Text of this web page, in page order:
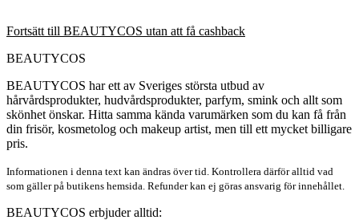
Fortsätt till BEAUTYCOS utan att få cashback
BEAUTYCOS
BEAUTYCOS har ett av Sveriges största utbud av
hårvårdsprodukter, hudvårdsprodukter, parfym, smink och allt som
skönhet önskar. Hitta samma kända varumärken som du kan få från
din frisör, kosmetolog och makeup artist, men till ett mycket billigare
pris.
Informationen i denna text kan ändras över tid. Kontrollera därför alltid vad
som gäller på butikens hemsida. Refunder kan ej göras ansvarig för innehållet.
BEAUTYCOS erbjuder alltid: